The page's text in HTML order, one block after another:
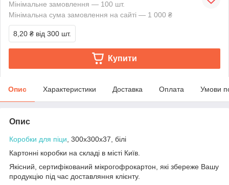
Мінімальне замовлення — 100 шт.
Мінімальна сума замовлення на сайті — 1 000 ₴
8,20 ₴ від 300 шт.
Купити
Опис Характеристики Доставка Оплата Умови
Опис
Коробки для піци , 300х300х37, білі
Картонні коробки на складі в місті Київ.
Якісний, сертифікований мікрогофрокартон, які збереже Вашу
продукцію під час доставляння клієнту.